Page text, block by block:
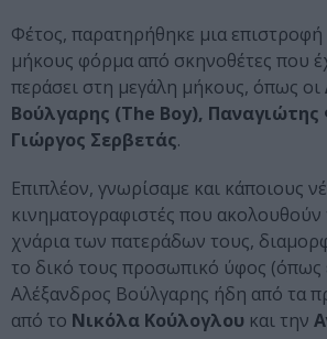
Φέτος, παρατηρήθηκε μια
μήκους φόρμα από σκηνοθέτες που
περάσει στη μεγάλη μήκους, όπως οι
Βούλγαρης (The Boy),
Γιώργος Σερβετάς.
Επιπλέον, γνωρίσαμε και κάποιους
κινηματογραφιστές που ακολουθούν
χνάρια των πατεράδων τους,
το δικό τους προσωπικό ύφος (όπως
Αλέξανδρος Βούλγαρης ήδη από τα
από το Νικόλα Κούλογλου και την